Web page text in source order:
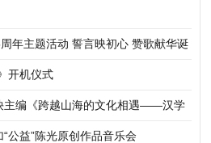
年主题活动 誓言映初心 赞歌献华诞
开机仪式
主编《跨越山海的文化相遇——汉学
行
公益”陈光原创作品音乐会